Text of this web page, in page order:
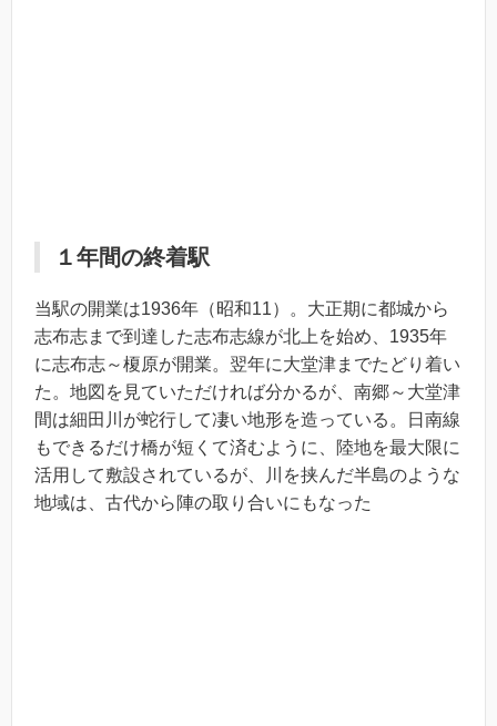
１年間の終着駅
当駅の開業は1936年（昭和11）。大正期に都城から
志布志まで到達した志布志線が北上を始め、1935年
に志布志～榎原が開業。翌年に大堂津までたどり着い
た。地図を見ていただければ分かるが、南郷～大堂津
間は細田川が蛇行して凄い地形を造っている。日南線
もできるだけ橋が短くて済むように、陸地を最大限に
活用して敷設されているが、川を挟んだ半島のような
地域は、古代から陣の取り合いにもなった